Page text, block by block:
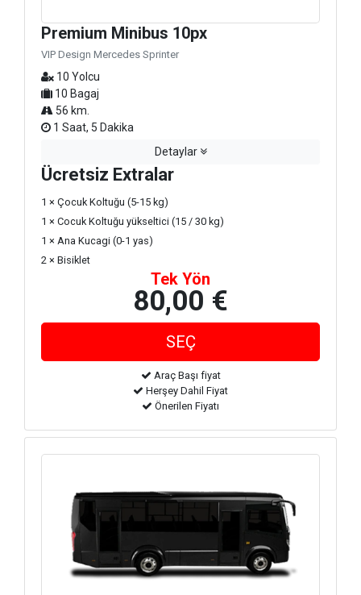
Premium Minibus 10px
VIP Design Mercedes Sprinter
10 Yolcu
10 Bagaj
56 km.
1 Saat, 5 Dakika
Detaylar
Ücretsiz Extralar
1 × Çocuk Koltuğu (5-15 kg)
1 × Cocuk Koltuğu yükseltici (15 / 30 kg)
1 × Ana Kucagi (0-1 yas)
2 × Bisiklet
Tek Yön
80,00 €
Araç Başı fiyat
Herşey Dahil Fiyat
Önerilen Fiyatı